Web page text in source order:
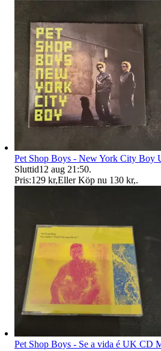
Pet Shop Boys - New York City Boy
Sluttid12 aug 21:50.
Pris:129 kr,Eller Köp nu 130 kr,.
Pet Shop Boys - Se a vida é UK CD